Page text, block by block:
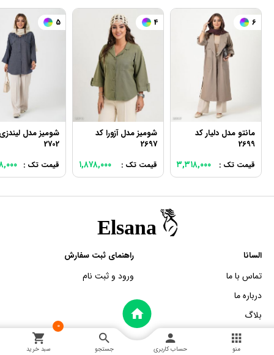
6
مانتو مدل دلیار کد
2699
قیمت تک : ۳,۳۱۸,۰۰۰
4
شومیز مدل آزورا کد
2697
قیمت تک : ۱,۸۷۸,۰۰۰
5
شومیز مدل
2702
قیمت تک :
منو حساب کاربری جستجو
0
سبد خرید
السانا
تماس با ما
درباره ما
بلاگ
راهنمای ثبت سفارش
ورود و ثبت نام